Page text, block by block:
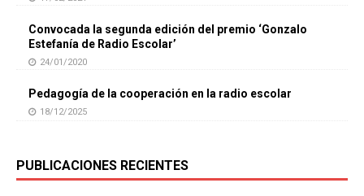
Convocada la segunda edición del premio ‘Gonzalo
Estefanía de Radio Escolar’
24/01/2020
Pedagogía de la cooperación en la radio escolar
18/12/2025
PUBLICACIONES RECIENTES